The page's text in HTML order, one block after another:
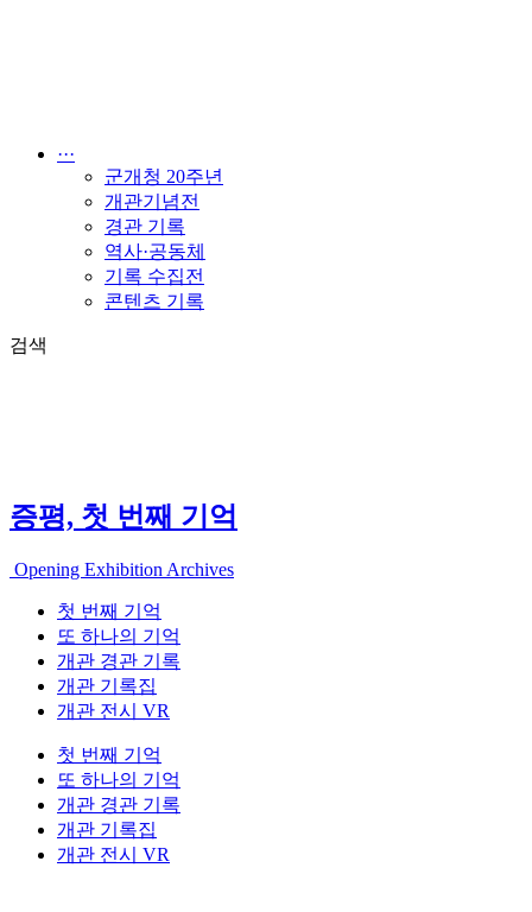
···
군개청 20주년
개관기념전
경관 기록
역사·공동체
기록 수집전
콘텐츠 기록
검색
증평, 첫 번째 기억
Opening Exhibition Archives
첫 번째 기억
또 하나의 기억
개관 경관 기록
개관 기록집
개관 전시 VR
첫 번째 기억
또 하나의 기억
개관 경관 기록
개관 기록집
개관 전시 VR